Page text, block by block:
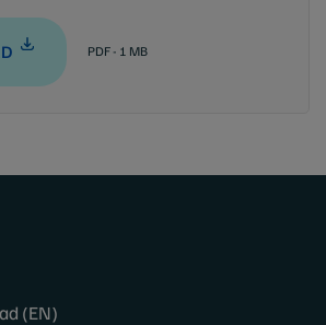
PDF - 1 MB
(EN)